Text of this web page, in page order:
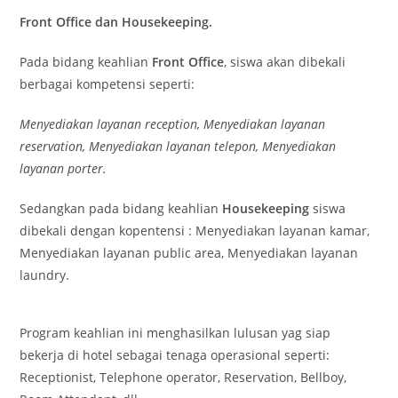
Front Office dan Housekeeping.
Pada bidang keahlian Front Office, siswa akan dibekali
berbagai kompetensi seperti:
Menyediakan layanan reception, Menyediakan layanan
reservation, Menyediakan layanan telepon, Menyediakan
layanan porter.
Sedangkan pada bidang keahlian Housekeeping siswa
dibekali dengan kopentensi : Menyediakan layanan kamar,
Menyediakan layanan public area, Menyediakan layanan
laundry.
Program keahlian ini menghasilkan lulusan yag siap
bekerja di hotel sebagai tenaga operasional seperti:
Receptionist, Telephone operator, Reservation, Bellboy,